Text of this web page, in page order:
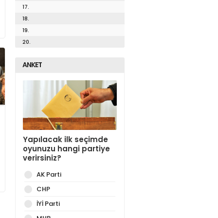
17.
18.
19.
20.
ANKET
Yapılacak ilk seçimde
oyunuzu hangi partiye
verirsiniz?
AK Parti
CHP
İYİ Parti